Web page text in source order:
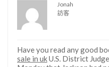
Jonah
訪客
Have you read any good
sale in ukU.S. District